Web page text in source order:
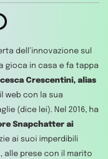
dell’innovazione sul
gioca in casa e fa tappa
Crescentini, alias
web con la sua
(dice lei). Nel 2016, ha
Snapchatter ai
ai suoi imperdibili
prese con il marito